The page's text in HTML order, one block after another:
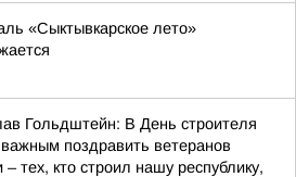
«Сыктывкарское лето»
Гольдштейн: В День строителя
поздравить ветеранов
– тех, кто строил нашу республику,